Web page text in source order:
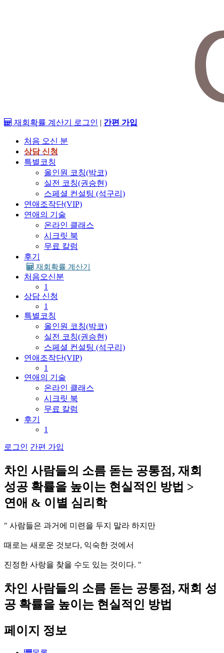
재회확률 계산기 로그인 | 간편 가입
처음 오신 분
상담 신청
특별코칭
올인원 코칭(박코)
실전 코칭(권승현)
스페셜 컨설팅 (석구리)
연애조작단(VIP)
연애의 기술
온라인 클래스
시크릿 북
무료 칼럼
후기
재회확률 계산기
처음오신분
1
상담 신청
1
특별코칭
올인원 코칭(박코)
실전 코칭(권승현)
스페셜 컨설팅 (석구리)
연애조작단(VIP)
1
연애의 기술
온라인 클래스
시크릿 북
무료 칼럼
후기
1
로그인 간편 가입
차인 사람들의 소름 돋는 공통점 , 재 회
성공 확률을 높이 는 현실 적 인 방법 >
연애 & 이 별 심리 학
" 사람들은 과거 에 미 련 을 두지 말라 하지 만
때 로는 새 로운 것 보 다, 익숙한 것에 서
진정한 사랑을 찾을 수도 있는 것이 다. "
차인 사람들의 소름 돋는 공통점, 재회 성
공 확률을 높이는 현실적인 방법
페이지 정보